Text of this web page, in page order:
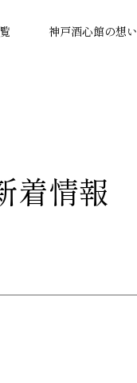
神戸酒心館の想い
着情報